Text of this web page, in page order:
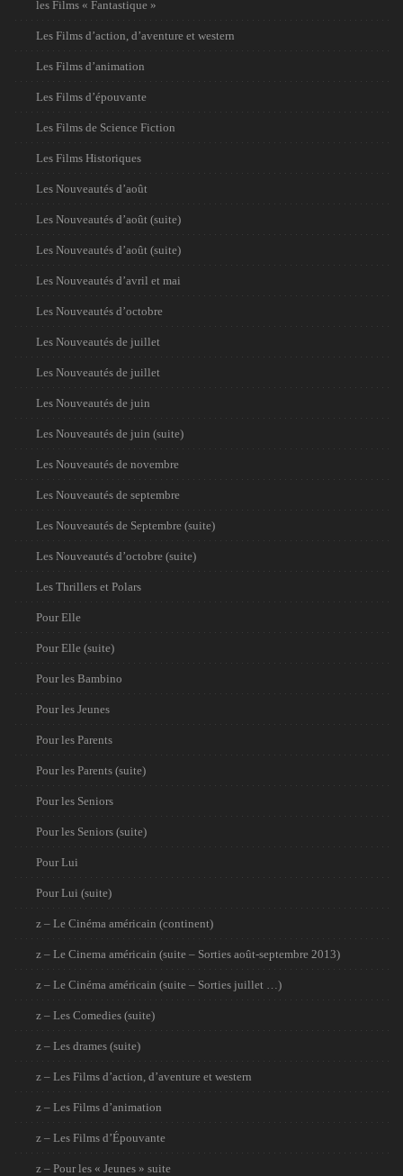
les Films « Fantastique »
Les Films d’action, d’aventure et western
Les Films d’animation
Les Films d’épouvante
Les Films de Science Fiction
Les Films Historiques
Les Nouveautés d’août
Les Nouveautés d’août (suite)
Les Nouveautés d’août (suite)
Les Nouveautés d’avril et mai
Les Nouveautés d’octobre
Les Nouveautés de juillet
Les Nouveautés de juillet
Les Nouveautés de juin
Les Nouveautés de juin (suite)
Les Nouveautés de novembre
Les Nouveautés de septembre
Les Nouveautés de Septembre (suite)
Les Nouveautés d’octobre (suite)
Les Thrillers et Polars
Pour Elle
Pour Elle (suite)
Pour les Bambino
Pour les Jeunes
Pour les Parents
Pour les Parents (suite)
Pour les Seniors
Pour les Seniors (suite)
Pour Lui
Pour Lui (suite)
z – Le Cinéma américain (continent)
z – Le Cinema américain (suite – Sorties août-septembre 2013)
z – Le Cinéma américain (suite – Sorties juillet …)
z – Les Comedies (suite)
z – Les drames (suite)
z – Les Films d’action, d’aventure et western
z – Les Films d’animation
z – Les Films d’Épouvante
z – Pour les « Jeunes » suite